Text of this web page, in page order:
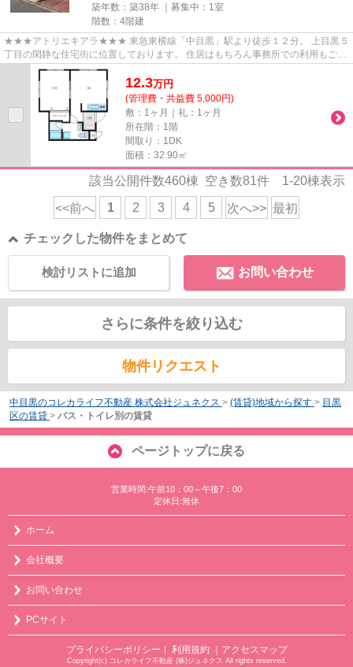
築年数：築38年 ｜募集中： 1室
階数：4階建
★★★アトリエキアラ★★★ 東急東横線「中目黒」駅より徒歩１２分。 上目黒５
丁目の閑静な住宅街に位置しております。 住居はもちろん事務所での利用もご相
談可能です。
12.3万円
(管理費・共益費 5,000円)
敷：1ヶ月｜礼：1ヶ月
所在階：1階
間取り：1DK
面積：32.90㎡
該当公開件数460棟 空き数81件 1-20棟表示
<<前へ 1 2 3 4 5 次へ>> 最初
チェックした物件をまとめて
お問い合わせ
検討リストに追加
さらに条件を絞り込む
物件リクエスト
中目黒のコレカライフ不動産 株式会社ジュネクス > (賃貸)地域から探す > 目黒
区の賃貸 > バス・トイレ別の賃貸
ページトップに戻る
営業時間:午前10：00～午後7：00
定休日:無休
ホーム
会社概要
お問い合わせ
PCサイト
プライバシーポリシー ｜ 利用規約 ｜アクセスマップ
Copyright(c) コレカライフ不動産 (株)ジュネクス All rights reserved.